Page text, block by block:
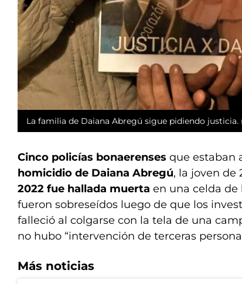
La familia de Daiana Abregú sigue pidiendo justicia.
Cinco policías bonaerenses que estaban
homicidio de Daiana Abregú, la joven de
2022 fue hallada muerta en una celda de
fueron sobreseídos luego de que los
falleció al colgarse con la tela de una
no hubo “intervención de terceras
Más noticias